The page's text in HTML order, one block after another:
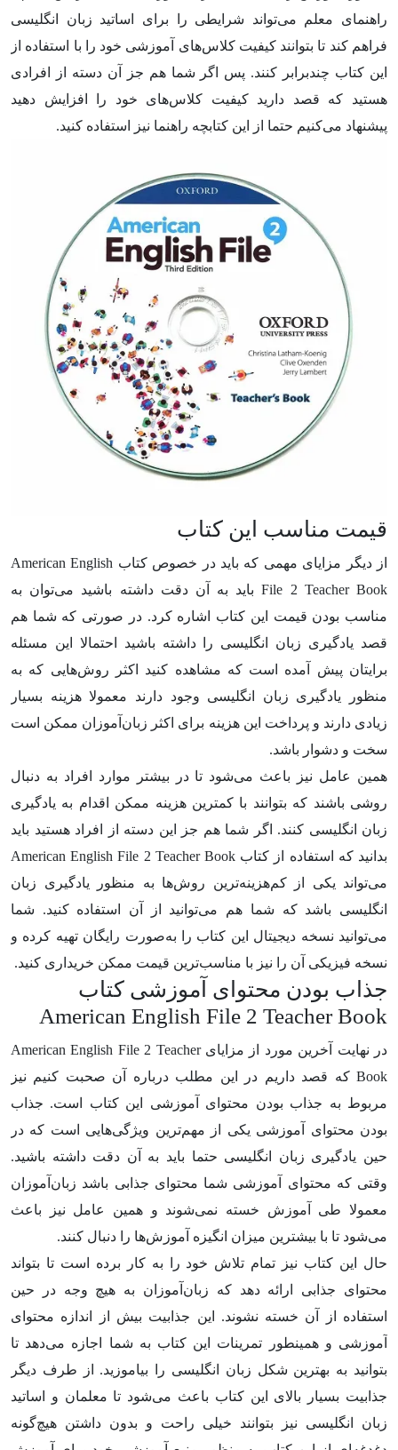
راهنمای معلم می‌تواند شرایطی را برای اساتید زبان انگلیسی
فراهم کند تا بتوانند کیفیت کلاس‌های آموزشی خود را با استفاده از
این کتاب چندبرابر کنند. پس اگر شما هم جز آن دسته از افرادی
هستید که قصد دارید کیفیت کلاس‌های خود را افزایش دهید
پیشنهاد می‌کنیم حتما از این کتابچه راهنما نیز استفاده کنید.
قیمت مناسب این کتاب
از دیگر مزایای مهمی که باید در خصوص کتاب American English
File 2 Teacher Book باید به آن دقت داشته باشید می‌توان به
مناسب بودن قیمت این کتاب اشاره کرد. در صورتی که شما هم
قصد یادگیری زبان انگلیسی را داشته باشید احتمالا این مسئله
برایتان پیش آمده است که مشاهده کنید اکثر روش‌هایی که به
منظور یادگیری زبان انگلیسی وجود دارند معمولا هزینه بسیار
زیادی دارند و پرداخت این هزینه برای اکثر زبان‌آموزان ممکن است
سخت و دشوار باشد.
همین عامل نیز باعث می‌شود تا در بیشتر موارد افراد به دنبال
روشی باشند که بتوانند با کمترین هزینه ممکن اقدام به یادگیری
زبان انگلیسی کنند. اگر شما هم جز این دسته از افراد هستید باید
بدانید که استفاده از کتاب American English File 2 Teacher Book
می‌تواند یکی از کم‌هزینه‌ترین روش‌ها به منظور یادگیری زبان
انگلیسی باشد که شما هم می‌توانید از آن استفاده کنید. شما
می‌توانید نسخه دیجیتال این کتاب را به‌صورت رایگان تهیه کرده و
نسخه فیزیکی آن را نیز با مناسب‌ترین قیمت ممکن خریداری کنید.
جذاب بودن محتوای آموزشی کتاب
American English File 2 Teacher Book
در نهایت آخرین مورد از مزایای American English File 2 Teacher
Book که قصد داریم در این مطلب درباره آن صحبت کنیم نیز
مربوط به جذاب بودن محتوای آموزشی این کتاب است. جذاب
بودن محتوای آموزشی یکی از مهم‌ترین ویژگی‌هایی است که در
حین یادگیری زبان انگلیسی حتما باید به آن دقت داشته باشید.
وقتی که محتوای آموزشی شما محتوای جذابی باشد زبان‌آموزان
معمولا طی آموزش خسته نمی‌شوند و همین عامل نیز باعث
می‌شود تا با بیشترین میزان انگیزه آموزش‌ها را دنبال کنند.
حال این کتاب نیز تمام تلاش خود را به کار برده است تا بتواند
محتوای جذابی ارائه دهد که زبان‌آموزان به هیچ وجه در حین
استفاده از آن خسته نشوند. این جذابیت بیش از اندازه محتوای
آموزشی و همینطور تمرینات این کتاب به شما اجازه می‌دهد تا
بتوانید به بهترین شکل زبان انگلیسی را بیاموزید. از طرف دیگر
جذابیت بسیار بالای این کتاب باعث می‌شود تا معلمان و اساتید
زبان انگلیسی نیز بتوانند خیلی راحت و بدون داشتن هیچ‌گونه